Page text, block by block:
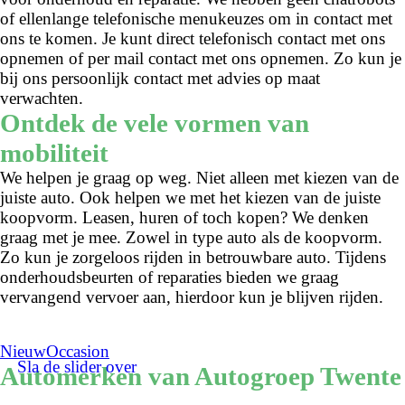
of ellenlange telefonische menukeuzes om in contact met
ons te komen. Je kunt direct telefonisch contact met ons
opnemen of per mail contact met ons opnemen. Zo kun je
bij ons persoonlijk contact met advies op maat
verwachten.
Ontdek de vele vormen van
mobiliteit
We helpen je graag op weg. Niet alleen met kiezen van de
juiste auto. Ook helpen we met het kiezen van de juiste
koopvorm. Leasen, huren of toch kopen? We denken
graag met je mee. Zowel in type auto als de koopvorm.
Zo kun je zorgeloos rijden in betrouwbare auto. Tijdens
onderhoudsbeurten of reparaties bieden we graag
vervangend vervoer aan, hierdoor kun je blijven rijden.
NieuwOccasion
Automerken van Autogroep Twente
Sla de slider over